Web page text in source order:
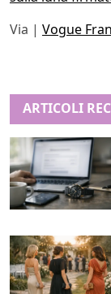
Via | Vogue
ARTICOLI